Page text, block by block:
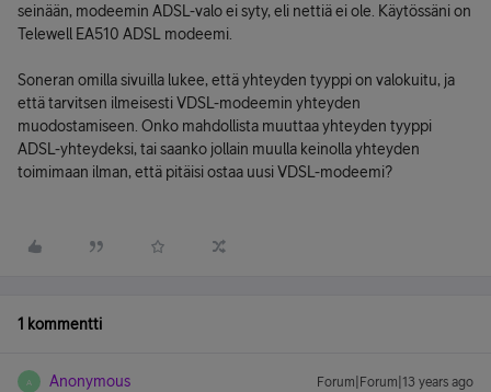
seinään, modeemin ADSL-valo ei syty, eli nettiä ei ole. Käytössäni on
Telewell EA510 ADSL modeemi.
Soneran omilla sivuilla lukee, että yhteyden tyyppi on valokuitu, ja
että tarvitsen ilmeisesti VDSL-modeemin yhteyden
muodostamiseen. Onko mahdollista muuttaa yhteyden tyyppi
ADSL-yhteydeksi, tai saanko jollain muulla keinolla yhteyden
toimimaan ilman, että pitäisi ostaa uusi VDSL-modeemi?
1 kommentti
A Anonymous Forum|Forum|13 years ago